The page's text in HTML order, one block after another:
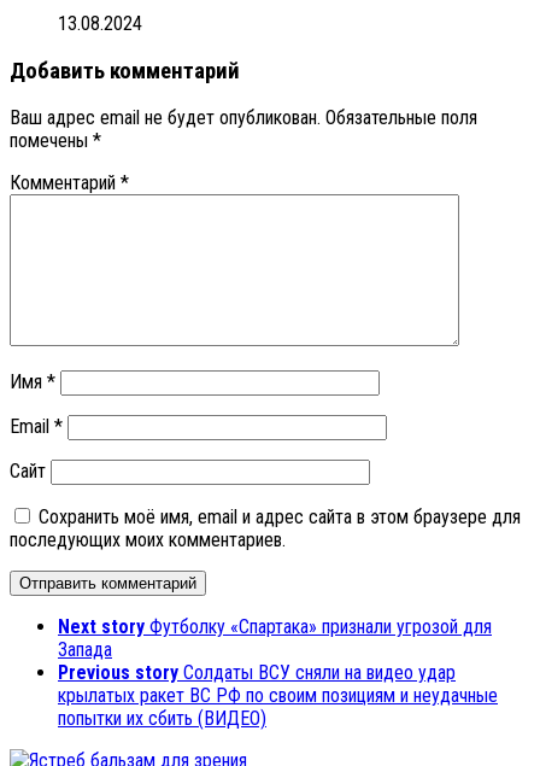
13.08.2024
Добавить комментарий
Ваш адрес email не будет опубликован. Обязательные поля
помечены *
Комментарий *
Имя *
Email *
Сайт
Сохранить моё имя, email и адрес сайта в этом браузере для
последующих моих комментариев.
Next story Футболку «Спартака» признали угрозой для
Запада
Previous story Солдаты ВСУ сняли на видео удар
крылатых ракет ВС РФ по своим позициям и неудачные
попытки их сбить (ВИДЕО)